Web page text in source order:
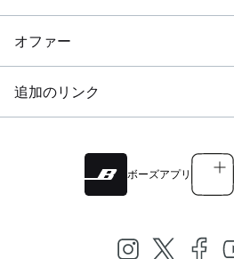
オファー
追加のリンク
ボーズアプリ